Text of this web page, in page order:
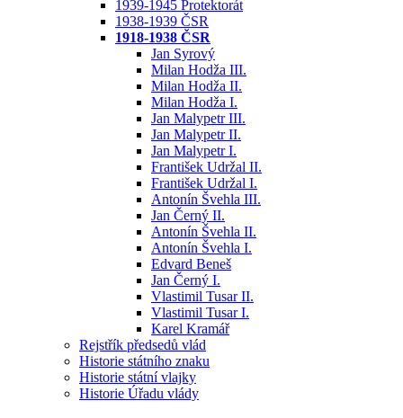
1939-1945 Protektorát
1938-1939 ČSR
1918-1938 ČSR
Jan Syrový
Milan Hodža III.
Milan Hodža II.
Milan Hodža I.
Jan Malypetr III.
Jan Malypetr II.
Jan Malypetr I.
František Udržal II.
František Udržal I.
Antonín Švehla III.
Jan Černý II.
Antonín Švehla II.
Antonín Švehla I.
Edvard Beneš
Jan Černý I.
Vlastimil Tusar II.
Vlastimil Tusar I.
Karel Kramář
Rejstřík předsedů vlád
Historie státního znaku
Historie státní vlajky
Historie Úřadu vlády